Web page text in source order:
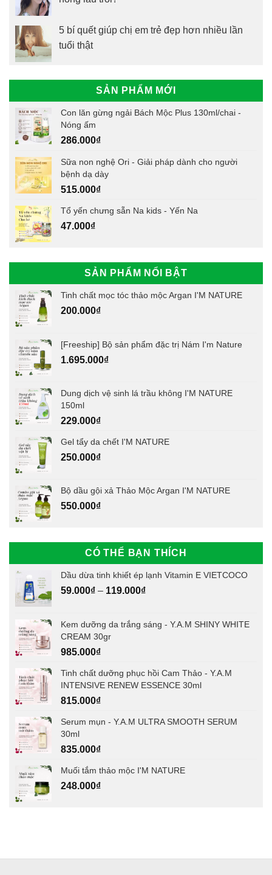
5 bí quết giúp chị em trẻ đẹp hơn nhiều lần
tuổi thật
SẢN PHẨM MỚI
Con lăn gừng ngải Bách Mộc Plus 130ml/chai -
Nóng ấm
286.000₫
Sữa non nghệ Ori - Giải pháp dành cho người
bệnh dạ dày
515.000₫
Tổ yến chưng sẵn Na kids - Yến Na
47.000₫
SẢN PHẨM NỔI BẬT
Tinh chất mọc tóc thảo mộc Argan I'M NATURE
200.000₫
[Freeship] Bộ sản phẩm đặc trị Nám I'm Nature
1.695.000₫
Dung dịch vệ sinh lá trầu không I'M NATURE
150ml
229.000₫
Gel tẩy da chết I'M NATURE
250.000₫
Bộ dầu gội xả Thảo Mộc Argan I'M NATURE
550.000₫
CÓ THỂ BẠN THÍCH
Dầu dừa tinh khiết ép lạnh Vitamin E VIETCOCO
59.000₫ – 119.000₫
Kem dưỡng da trắng sáng - Y.A.M SHINY WHITE
CREAM 30gr
985.000₫
Tinh chất dưỡng phục hồi Cam Thảo - Y.A.M
INTENSIVE RENEW ESSENCE 30ml
815.000₫
Serum mụn - Y.A.M ULTRA SMOOTH SERUM
30ml
835.000₫
Muối tắm thảo mộc I'M NATURE
248.000₫